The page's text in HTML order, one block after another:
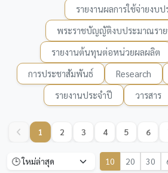
รายงานผลการใช้จ่ายงบ
พระราชบัญญัติงบประมาณราย
รายงานต้นทุนต่อหน่วยผลผลิต
การประชาสัมพันธ์
Research
รายงานประจำปี
วารสาร
1 2 3 4 5 6
10 20 30